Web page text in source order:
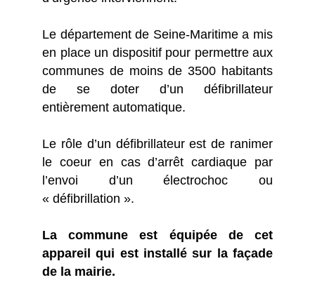
Le département de Seine-Maritime a mis
en place un dispositif pour permettre aux
communes de moins de 3500 habitants
de se doter d’un défibrillateur
entièrement automatique.
Le rôle d’un défibrillateur est de ranimer
le coeur en cas d’arrêt cardiaque par
l’envoi d’un électrochoc ou
« défibrillation ».
La commune est équipée de cet
appareil qui est installé sur la façade
de la mairie.